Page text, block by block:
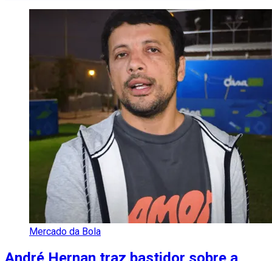
Mercado da Bola